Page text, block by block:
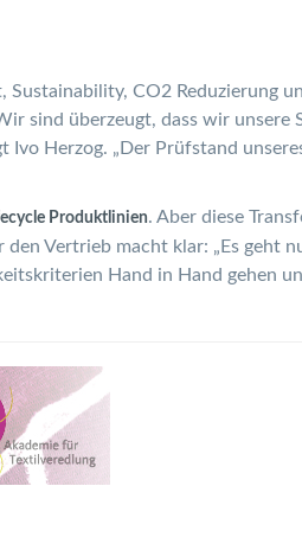
Sustainability, CO2 Reduzierung
sind überzeugt, dass wir unsere
Herzog. „Der Prüfstand
Produktlinien. Aber diese
Vertrieb macht klar: „Es geht
Hand in Hand gehen